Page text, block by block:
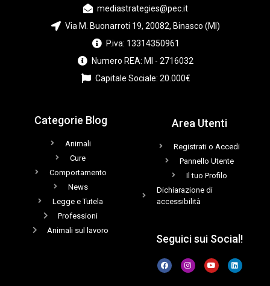
mediastrategies@pec.it
Via M. Buonarroti 19, 20082, Binasco (MI)
P.iva: 13314350961
Numero REA: MI - 2716032
Capitale Sociale: 20.000€
Categorie Blog
Animali
Cure
Comportamento
News
Legge e Tutela
Professioni
Animali sul lavoro
Area Utenti
Registrati o Accedi
Pannello Utente
Il tuo Profilo
Dichiarazione di
accessibilità
Seguici sui Social!